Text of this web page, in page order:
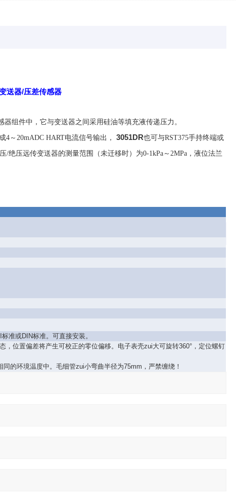
送器/压差传感器
组件中，它与变送器之间采用硅油等填充液传递压力 。
4 ～20mADC HART电流信号输出， 3051DR也可与RST375手持终端或
压/绝压远传变送器的测量范围（未迁移时）为0-1kPa ～2MPa ，液位法兰
准或DIN标准。可直接安装。
位置偏差将产生可校正的零位偏移。电子表壳zui大可旋转360°，定位螺钉
的环境温度中。毛细管zui小弯曲半径为75mm，严禁缠绕！